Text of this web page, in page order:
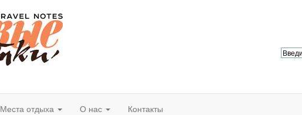
Места отдыха О нас Контакты